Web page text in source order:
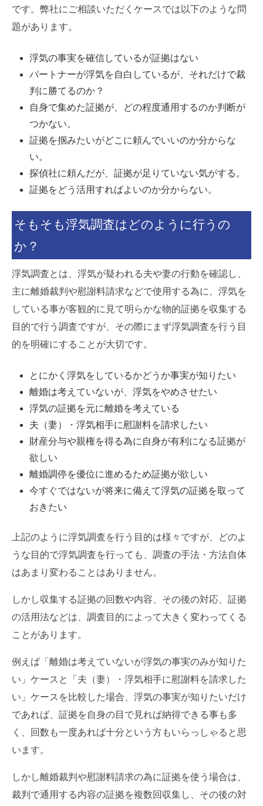
です。弊社にご相談いただくケースでは以下のような問
題があります。
浮気の事実を確信しているが証拠はない
パートナーが浮気を自白しているが、それだけで裁
判に勝てるのか？
自身で集めた証拠が、どの程度通用するのか判断が
つかない。
証拠を掴みたいがどこに頼んでいいのか分からな
い。
探偵社に頼んだが、証拠が足りていない気がする。
証拠をどう活用すればよいのか分からない。
そもそも浮気調査はどのように行うの
か？
浮気調査とは、浮気が疑われる夫や妻の行動を確認し、
主に離婚裁判や慰謝料請求などで使用する為に、浮気を
している事が客観的に見て明らかな物的証拠を収集する
目的で行う調査ですが、その際にまず浮気調査を行う目
的を明確にすることが大切です。
とにかく浮気をしているかどうか事実が知りたい
離婚は考えていないが、浮気をやめさせたい
浮気の証拠を元に離婚を考えている
夫（妻）・浮気相手に慰謝料を請求したい
財産分与や親権を得る為に自身が有利になる証拠が
欲しい
離婚調停を優位に進めるため証拠が欲しい
今すぐではないが将来に備えて浮気の証拠を取って
おきたい
上記のように浮気調査を行う目的は様々ですが、どのよ
うな目的で浮気調査を行っても、調査の手法・方法自体
はあまり変わることはありません。
しかし収集する証拠の回数や内容、その後の対応、証拠
の活用法などは、調査目的によって大きく変わってくる
ことがあります。
例えば「離婚は考えていないが浮気の事実のみが知りた
い」ケースと「夫（妻）・浮気相手に慰謝料を請求した
い」ケースを比較した場合、浮気の事実が知りたいだけ
であれば、証拠を自身の目で見れば納得できる事も多
く、回数も一度あれば十分という方もいらっしゃると思
います。
しかし離婚裁判や慰謝料請求の為に証拠を使う場合は、
裁判で通用する内容の証拠を複数回収集し、その後の対